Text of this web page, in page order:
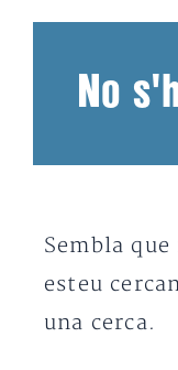
No
Sembla
esteu
una cerca.